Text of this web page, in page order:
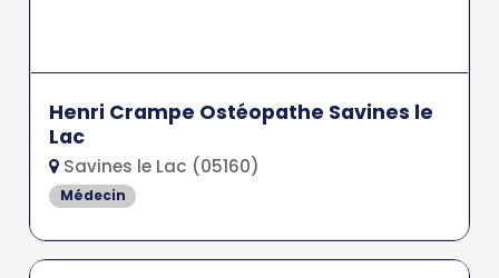
Henri Crampe Ostéopathe Savines le
Lac
Savines le Lac (05160)
Médecin